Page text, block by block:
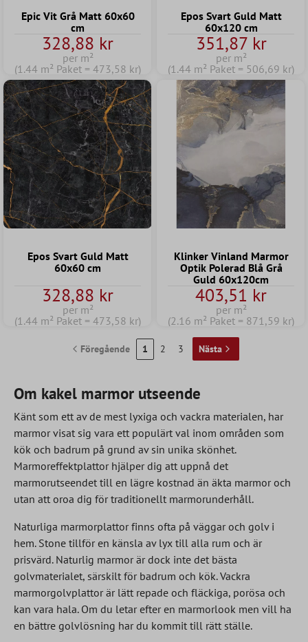
Epic Vit Grå Matt 60x60
cm
328,88 kr
per m²
(1.44 m² Paket = 473,58 kr)
Epos Svart Guld Matt
60x120 cm
351,87 kr
per m²
(1.44 m² Paket = 506,69 kr)
Epos Svart Guld Matt
60x60 cm
328,88 kr
per m²
(1.44 m² Paket = 473,58 kr)
Klinker Vinland Marmor
Optik Polerad Blå Grå
Guld 60x120cm
403,51 kr
per m²
(2.16 m² Paket = 871,59 kr)
Föregående 1 2 3 Nästa
Om kakel marmor utseende
Känt som ett av de mest lyxiga och vackra materialen, har
marmor visat sig vara ett populärt val inom områden som
kök och badrum på grund av sin unika skönhet.
Marmoreffektplattor hjälper dig att uppnå det
marmorutseendet till en lägre kostnad än äkta marmor och
utan att oroa dig för traditionellt marmorunderhåll.
Naturliga marmorplattor finns ofta på väggar och golv i
hem. Stone tillför en känsla av lyx till alla rum och är
prisvärd. Naturlig marmor är dock inte det bästa
golvmaterialet, särskilt för badrum och kök. Vackra
marmorgolvplattor är lätt repade och fläckiga, porösa och
kan vara hala. Om du letar efter en marmorlook men vill ha
en bättre golvlösning har du kommit till rätt ställe.